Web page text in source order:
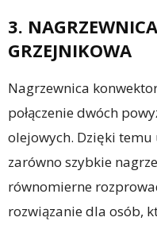
3.
GRZEJNIKOWA
Nagrzewnica
połączenie dwóch
olejowych. Dzięki
zarówno szybkie
równomierne
rozwiązanie dla osób,